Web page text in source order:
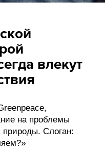
влекут
на проблемы
природы. Слоган: